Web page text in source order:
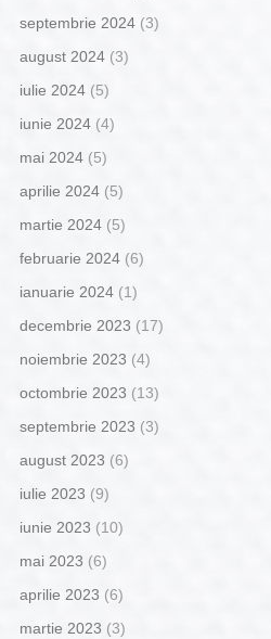
septembrie 2024(3)
august 2024(3)
iulie 2024(5)
iunie 2024(4)
mai 2024(5)
aprilie 2024(5)
martie 2024(5)
februarie 2024(6)
ianuarie 2024(1)
decembrie 2023 (17)
noiembrie 2023 (4)
octombrie 2023 (13)
septembrie 2023 (3)
august 2023 (6)
iulie 2023 (9)
iunie 2023 (10)
mai 2023 (6)
aprilie 2023 (6)
martie 2023 (3)